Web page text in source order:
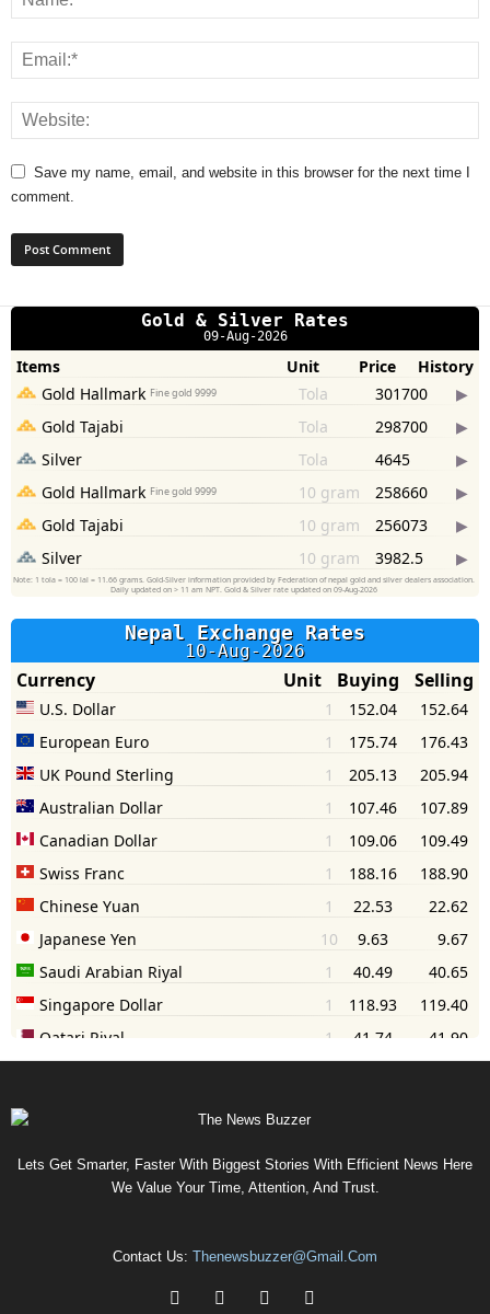
Save my name, email, and website in this browser for the next time I
comment.
Lets Get Smarter, Faster With Biggest Stories With Efficient News Here
We Value Your Time, Attention, And Trust.
Contact Us: Thenewsbuzzer@gmail.com